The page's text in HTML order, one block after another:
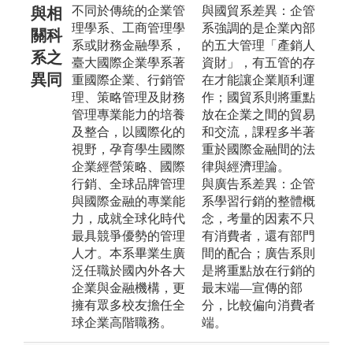
與相
關科
系之
異同
不同於傳統的企業管
理學系、工商管理學
系或財務金融學系，
臺大國際企業學系著
重國際企業、行銷管
理、策略管理及財務
管理專業能力的培養
及整合，以國際化的
視野，孕育學生國際
企業經營策略、國際
行銷、全球品牌管理
與國際金融的專業能
力，成就全球化時代
最具競爭優勢的管理
人才。本系畢業生廣
泛任職於國內外各大
企業與金融機構，更
擁有眾多校友擔任全
球企業高階職務。
與國貿系差異：企管
系強調的是企業內部
的五大管理「產銷人
資財」，有五管的存
在才能讓企業順利運
作；國貿系則將重點
放在企業之間的貿易
和交流，課程多半著
重於國際金融間的法
律與經濟理論。
與廣告系差異：企管
系學習行銷的整體概
念，考量的因素不只
有消費者，還有部門
間的配合；廣告系則
是將重點放在行銷的
最末端—宣傳的部
分，比較偏向消費者
端。